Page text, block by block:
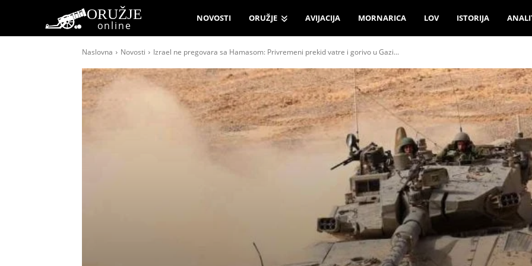
ORUŽJE
online
NOVOSTI ORUŽJE AVIJACIJA MORNARICA LOV ISTORIJA
Naslovna Novosti Izrael ne pregovara sa Hamasom: Privremeni prekid vatre i gorivo u Gazi...